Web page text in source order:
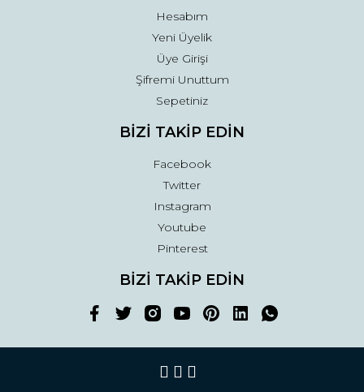
Hesabım
Yeni Üyelik
Üye Girişi
Şifremi Unuttum
Sepetiniz
BİZİ TAKİP EDİN
Facebook
Twitter
Instagram
Youtube
Pinterest
BİZİ TAKİP EDİN